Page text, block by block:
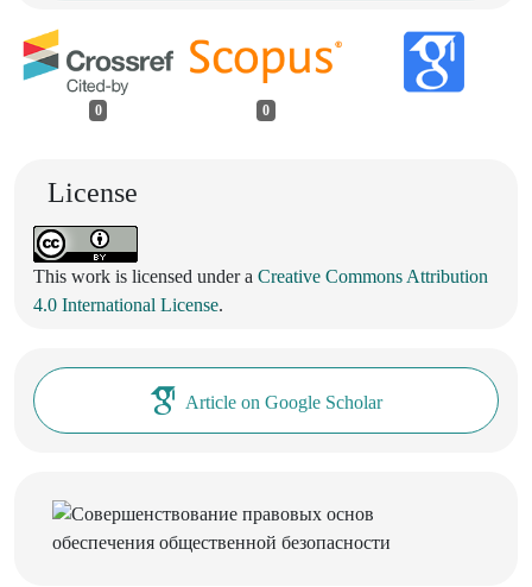
0 0
License
This work is licensed under a Creative Commons Attribution
4.0 International License.
Article on Google Scholar